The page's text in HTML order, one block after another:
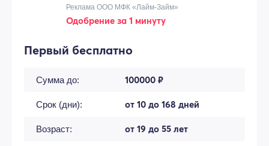
Реклама ООО МФК «Лайм-Займ»
Одобрение за 1 минуту
Первый бесплатно
Сумма до: 100000 ₽
Срок (дни): от 10 до 168 дней
Возраст: от 19 до 55 лет